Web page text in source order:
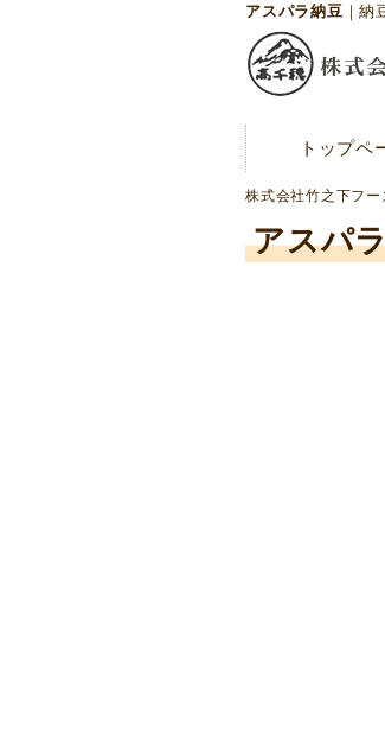
アスパラ納豆 ｜
トップペ
株式会社竹之下フー
アスパ
トップページ
メディア紹介
会社概要